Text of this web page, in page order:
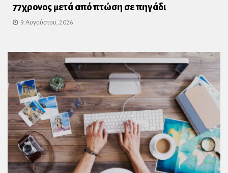
77χρονος μετά από πτώση σε πηγάδι
9 Αυγούστου, 2026